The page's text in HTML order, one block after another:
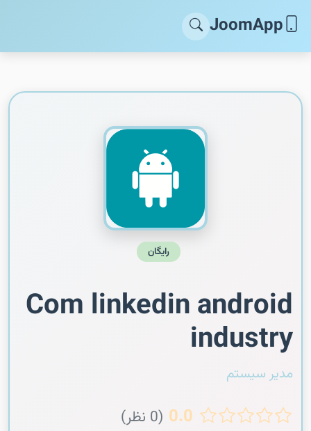
JoomApp
رایگان
Com linkedin android
industry
مدیر سیستم
0.0 (0 نظر)